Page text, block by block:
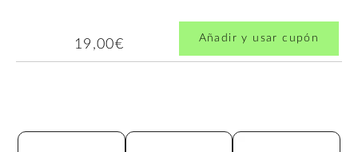
19,00€ Añadir y usar cupón